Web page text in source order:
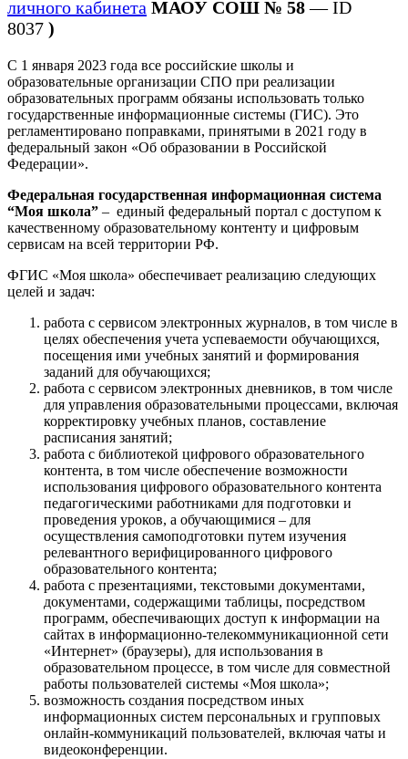
личного кабинета МАОУ СОШ № 58— ID
8037 )
С 1 января 2023 года все российские школы и
образовательные организации СПО при реализации
образовательных программ обязаны использовать только
государственные информационные системы (ГИС). Это
регламентировано поправками, принятыми в 2021 году в
федеральный закон «Об образовании в Российской
Федерации».
Федеральная государственная информационная система
“Моя школа” – единый федеральный портал с доступом к
качественному образовательному контенту и цифровым
сервисам на всей территории РФ.
ФГИС «Моя школа» обеспечивает реализацию следующих
целей и задач:
работа с сервисом электронных журналов, в том числе в
целях обеспечения учета успеваемости обучающихся,
посещения ими учебных занятий и формирования
заданий для обучающихся;
работа с сервисом электронных дневников, в том числе
для управления образовательными процессами, включая
корректировку учебных планов, составление
расписания занятий;
работа с библиотекой цифрового образовательного
контента, в том числе обеспечение возможности
использования цифрового образовательного контента
педагогическими работниками для подготовки и
проведения уроков, а обучающимися – для
осуществления самоподготовки путем изучения
релевантного верифицированного цифрового
образовательного контента;
работа с презентациями, текстовыми документами,
документами, содержащими таблицы, посредством
программ, обеспечивающих доступ к информации на
сайтах в информационно-телекоммуникационной сети
«Интернет» (браузеры), для использования в
образовательном процессе, в том числе для совместной
работы пользователей системы «Моя школа»;
возможность создания посредством иных
информационных систем персональных и групповых
онлайн-коммуникаций пользователей, включая чаты и
видеоконференции.